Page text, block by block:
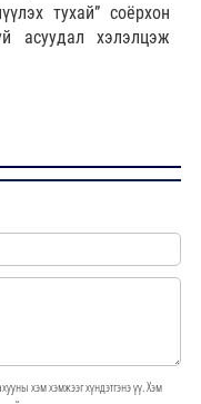
тухай” соёрхон
асуудал хэлэлцэж
хэм хэмжээг хүндэтгэнэ үү. Хэм